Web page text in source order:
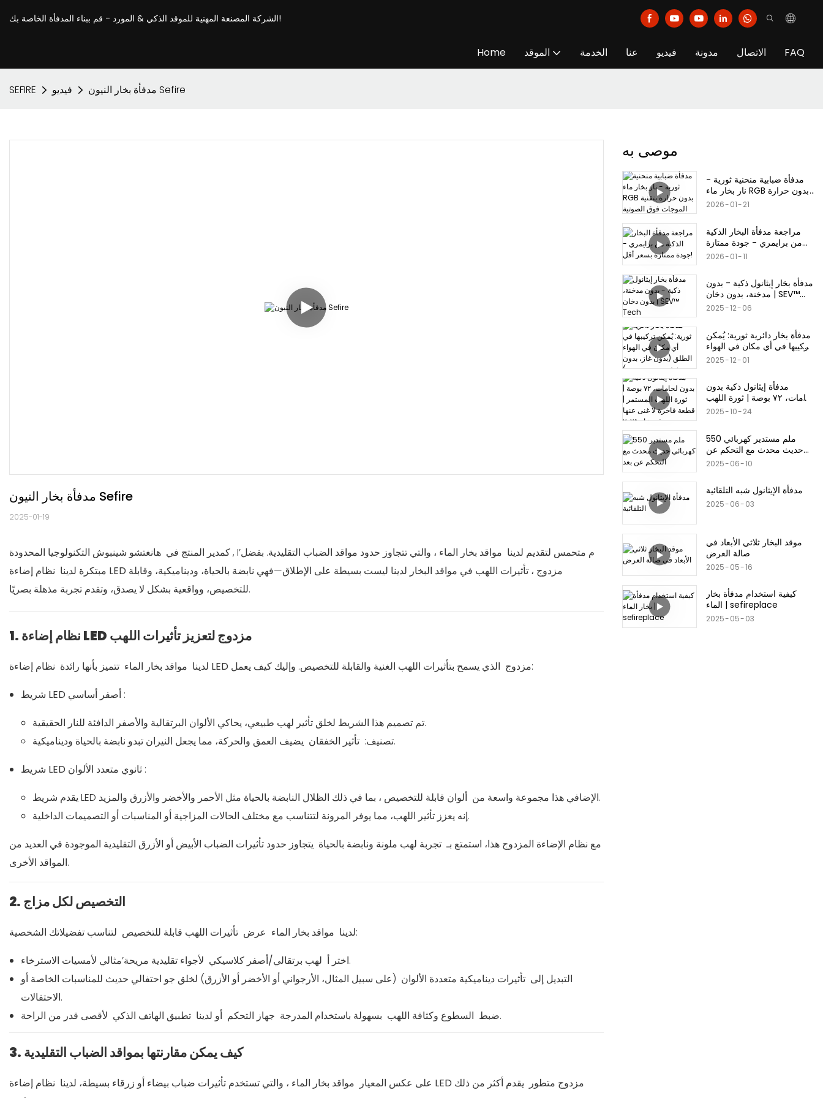
الشركة المصنعة المهنية للموقد الذكي & المورد - قم ببناء المدفأة الخاصة بك!
Home الموقد الخدمة عنا فيديو مدونة الاتصال FAQ
SEFIRE فيديو مدفأة بخار النيون Sefire
مدفأة بخار النيون Sefire
2025-01-19
كمدير المنتج في , I’م متحمس لتقديم لدينا مواقد بخار الماء ، والتي تتجاوز حدود مواقد الضباب التقليدية. بفضل
مبتكرة لدينا
نظام إضاءة LED مزدوج ، تأثيرات اللهب في مواقد البخار لدينا ليست بسيطة على الإطلاق—فهي نابضة بالحياة، وديناميكية، وقابلة
للتخصيص، وواقعية بشكل لا يصدق، وتقدم تجربة مذهلة بصريًا.
1. نظام إضاءة LED مزدوج لتعزيز تأثيرات اللهب
لدينا مواقد بخار الماء تتميز بأنها رائدة نظام إضاءة LED مزدوجالذي يسمح بتأثيرات اللهب الغنية والقابلة للتخصيص. وإليك كيف يعمل:
:
تم تصميم هذا الشريط لخلق تأثير لهب طبيعي، يحاكي الألوان البرتقالية والأصفر الدافئة للنار الحقيقية.
تصنيف: تأثير الخفقان
يضيف العمق والحركة، مما يجعل النيران تبدو نابضة بالحياة وديناميكية.
:
يقدم شريط LED الإضافي هذا مجموعة واسعة من ألوان قابلة للتخصيص
، بما في ذلك الظلال النابضة بالحياة مثل الأحمر والأخضر والأزرق والمزيد.
إنه يعزز تأثير اللهب، مما يوفر المرونة لتتناسب مع مختلف الحالات المزاجية أو المناسبات أو التصميمات الداخلية.
مع نظام الإضاءة المزدوج هذا، استمتع بـ تجربة لهب ملونة ونابضة بالحياة يتجاوز حدود تأثيرات الضباب الأبيض أو الأزرق التقليدية الموجودة في العديد من
المواقد الأخرى.
2. التخصيص لكل مزاج
لدينا مواقد بخار الماء عرض تأثيرات اللهب قابلة للتخصيص
لتناسب تفضيلاتك الشخصية:
اختر أ لهب برتقالي/أصفر كلاسيكي
لأجواء تقليدية مريحة’مثالي لأمسيات الاسترخاء.
التبديل إلى تأثيرات ديناميكية متعددة الألوان (على سبيل المثال، الأرجواني أو الأخضر أو ​​الأزرق) لخلق جو احتفالي حديث للمناسبات الخاصة أو
الاحتفالات.
ضبط السطوع وكثافة اللهب بسهولة باستخدام المدرجة جهاز التحكم أو لدينا تطبيق الهاتف الذكي لأقصى قدر من الراحة.
3. كيف يمكن مقارنتها بمواقد الضباب التقليدية
على عكس المعيار مواقد بخار الماء ، والتي تستخدم تأثيرات ضباب بيضاء أو زرقاء بسيطة، لدينا نظام إضاءة LED مزدوج متطور يقدم أكثر من ذلك
موصى به
مدفأة ضبابية منحنية ثورية -
نار بخار ماء RGB بدون حرارة
بتقنية الموجات فوق الصوتية
2026 01 21
مراجعة مدفأة البخار الذكية
من برايمري - جودة ممتازة
بسعر أقل!
2026 01 11
مدفأة بخار إيثانول ذكية - بدون
مدخنة، بدون دخان | SEV™
Tech
2025 12 06
مدفأة بخار دائرية ثورية: يُمكن
تركيبها في أي مكان في الهواء
الطلق (بدون غاز، بدون
2025 12 01
مدفأة إيثانول ذكية بدون
لحامات، ٧٢ بوصة | ثورة اللهب
المستمر | قطعة فاخرة لا غنى
2025 10 24
550 ملم مستدير كهربائي
حديث محدث مع التحكم عن
بعد
2025 06 10
مدفأة الإيثانول شبه التلقائية
2025 06 03
موقد البخار ثلاثي الأبعاد في
صالة العرض
2025 05 16
كيفية استخدام مدفأة بخار
الماء | sefireplace
2025 05 03